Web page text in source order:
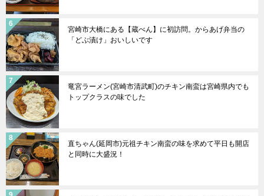
宮崎市大橋にある【蔵べん】に初訪問。からあげ弁当の
「どぶ漬け」おいしいです
竜宮ラーメン(宮崎市清武町)のチキン南蛮は宮崎県内でも
トップクラスの味でした
直ちゃん(延岡市)元祖チキン南蛮の味を求めて平日も開店
と同時に大盛況！